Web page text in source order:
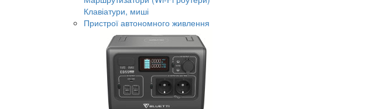
Клавіатури, миші
Пристрої автономного живлення